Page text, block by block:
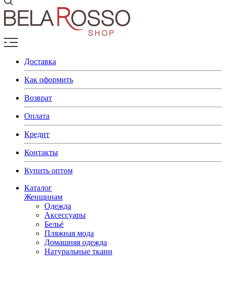
Доставка
Как оформить
Возврат
Оплата
Кредит
Контакты
Купить оптом
Каталог
Женщинам
Одежда
Аксессуары
Бельё
Пляжная мода
Домашняя одежда
Натуральные ткани